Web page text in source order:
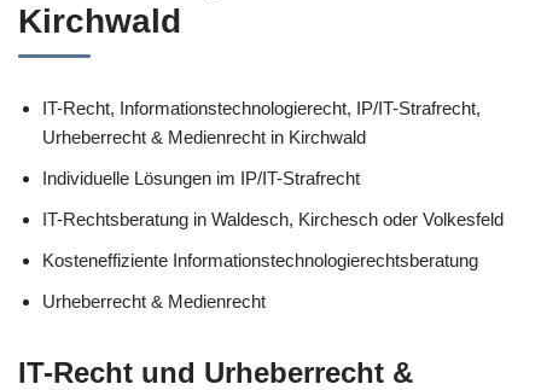
Kirchwald
IT-Recht, Informationstechnologierecht, IP/IT-Strafrecht,
Urheberrecht & Medienrecht in Kirchwald
Individuelle Lösungen im IP/IT-Strafrecht
IT-Rechtsberatung in Waldesch, Kirchesch oder Volkesfeld
Kosteneffiziente Informationstechnologierechtsberatung
Urheberrecht & Medienrecht
IT-Recht und Urheberrecht &